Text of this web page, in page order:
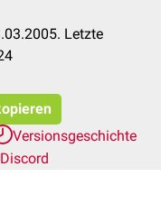
Letzte
Versionsgeschichte
Discord